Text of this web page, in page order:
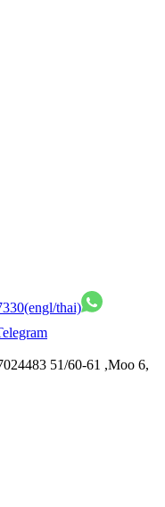
(engl/thai)
51/60-61 ,Moo 6,